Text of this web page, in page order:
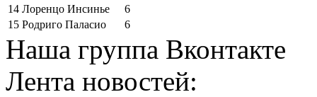
14 Лоренцо Инсинье
6
15 Родриго Паласио 6
Наша группа Вконтакте
Лента новостей: